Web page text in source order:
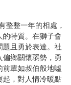
整整一年的相處，
特質。在獅子會
題且勇於表達。社
鄉關懷弱勢，勇
輩如叔伯般地噓
起，對人情冷暖點